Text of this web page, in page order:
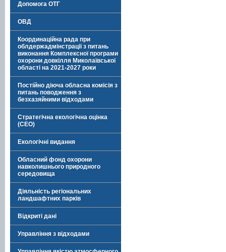
Допомога ОТГ
ОВД
Координаційна рада при
облдержадмінстрації з питань
виконання Комплексної програми
охорони довкілля Миколаївської
області на 2021-2027 роки
Постійно діюча обласна комісія з
питань поводження з
безхазяйними відходами
Стратегічна екологічна оцінка
(СЕО)
Екологічні видання
Обласний фонд охорони
навколишнього природного
середовища
Діяльність регіональних
ландшафтних парків
Відкриті дані
Управління з відходами